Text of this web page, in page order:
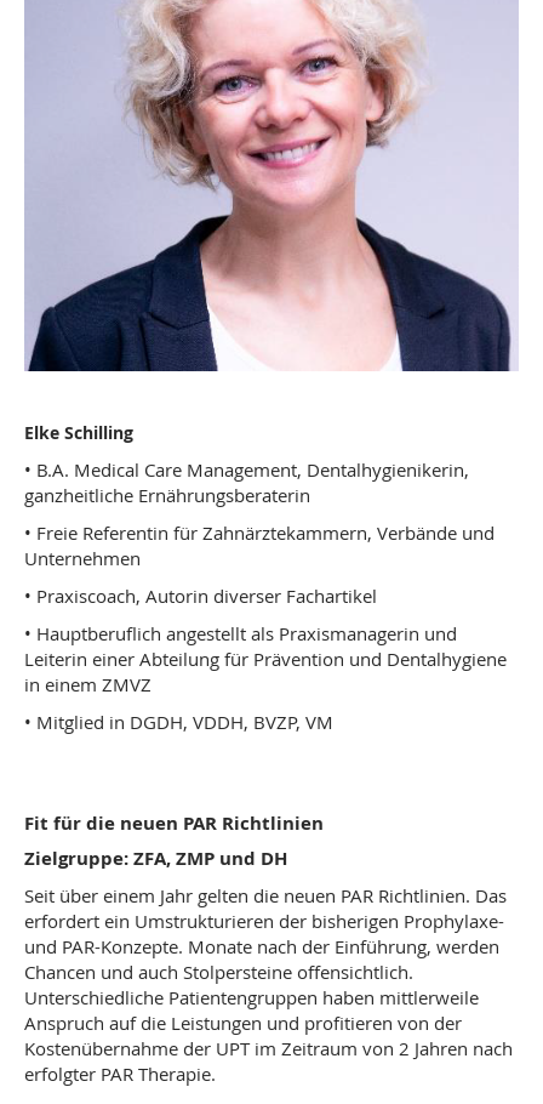
Elke Schilling
• B.A. Medical Care Management, Dentalhygienikerin,
ganzheitliche Ernährungsberaterin
• Freie Referentin für Zahnärztekammern, Verbände und
Unternehmen
• Praxiscoach, Autorin diverser Fachartikel
• Hauptberuflich angestellt als Praxismanagerin und
Leiterin einer Abteilung für Prävention und Dentalhygiene
in einem ZMVZ
• Mitglied in DGDH, VDDH, BVZP, VM
Fit für die neuen PAR Richtlinien
Zielgruppe: ZFA, ZMP und DH
Seit über einem Jahr gelten die neuen PAR Richtlinien. Das
erfordert ein Umstrukturieren der bisherigen Prophylaxe-
und PAR-Konzepte. Monate nach der Einführung, werden
Chancen und auch Stolpersteine offensichtlich.
Unterschiedliche Patientengruppen haben mittlerweile
Anspruch auf die Leistungen und profitieren von der
Kostenübernahme der UPT im Zeitraum von 2 Jahren nach
erfolgter PAR Therapie.